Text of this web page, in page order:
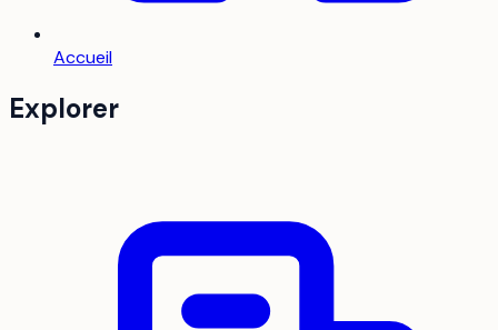
Accueil
Explorer